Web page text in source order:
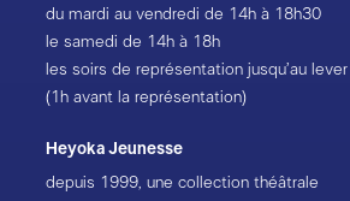
du mardi au vendredi de 14h à 18h30
le samedi de 14h à 18h
les soirs de représentation jusqu’au
(1h avant la représentation)
Heyoka Jeunesse
depuis 1999, une collection théâtrale